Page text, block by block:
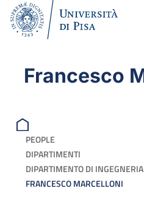
Francesco
PEOPLE
DIPARTIMENTI
DIPARTIMENTO DI
FRANCESCO MARCELLONI